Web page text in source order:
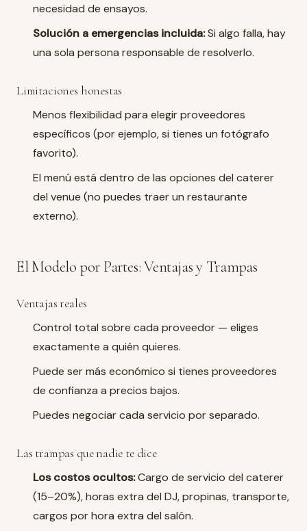
necesidad de ensayos.
Solución a emergencias incluida:Si algo falla, hay
una sola persona responsable de resolverlo.
Limitaciones honestas
Menos flexibilidad para elegir proveedores
específicos (por ejemplo, si tienes un fotógrafo
favorito).
El menú está dentro de las opciones del caterer
del venue (no puedes traer un restaurante
externo).
El Modelo por Partes: Ventajas y Trampas
Ventajas reales
Control total sobre cada proveedor — eliges
exactamente a quién quieres.
Puede ser más económico si tienes proveedores
de confianza a precios bajos.
Puedes negociar cada servicio por separado.
Las trampas que nadie te dice
Los costos ocultos:Cargo de servicio del caterer
(15–20%), horas extra del DJ, propinas, transporte,
cargos por hora extra del salón.